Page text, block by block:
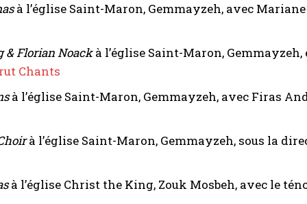
à l’église Saint-Maron, Gemmayzeh, avec
& Florian Noackà l’église Saint-Maron, Gemmayzeh,
Chants
à l’église Saint-Maron, Gemmayzeh, avec Firas
à l’église Saint-Maron, Gemmayzeh, sous la
à l’église Christ the King, Zouk Mosbeh, avec le